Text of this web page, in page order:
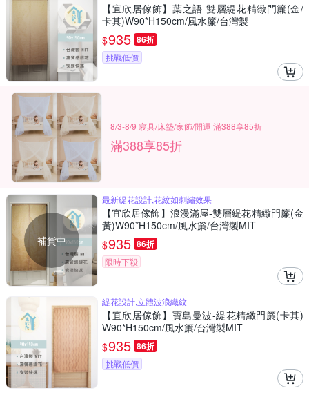
【宜欣居傢飾】葉之語-雙層緹花精緻門簾(金/
卡其)W90*H150cm/風水簾/台灣製
$935 86折
挑戰低價
8/3-8/9 寢具/床墊/家飾/開運 滿388享85折
滿388享85折
補貨中
最新緹花設計,花紋如刺繡效果
【宜欣居傢飾】浪漫滿屋-雙層緹花精緻門簾(金
黃)W90*H150cm/風水簾/台灣製MIT
$935 86折
限時下殺
緹花設計,立體波浪織紋
【宜欣居傢飾】寶島曼波-緹花精緻門簾(卡其)
W90*H150cm/風水簾/台灣製MIT
$935 86折
挑戰低價